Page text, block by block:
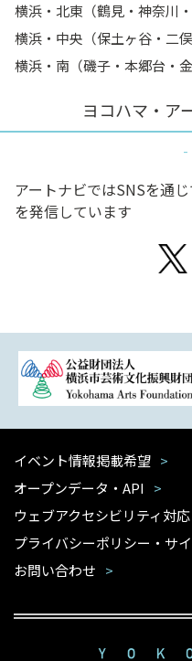
横浜・北東（鶴見・神奈川
横浜・中央（保土ヶ谷・二
横浜・南（磯子・本郷台・金
ヨコハマ・ア
アートナビではSNSを通
を発信しています
イベント情報掲載希望
オープンデータ・API
ウェブアクセシビリティ対応
プライバシーポリシー・サ
お問い合わせ